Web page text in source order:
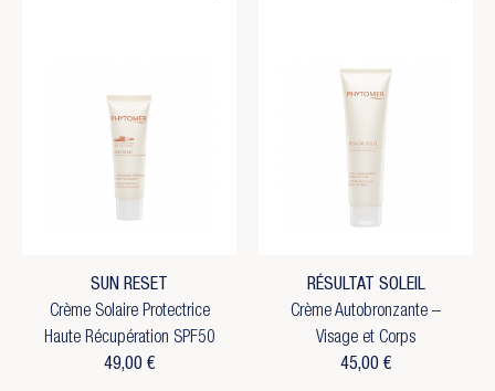
SUN RESET
Crème Solaire Protectrice
Haute Récupération SPF50
49,00 €
RÉSULTAT SOLEIL
Crème Autobronzante –
Visage et Corps
45,00 €